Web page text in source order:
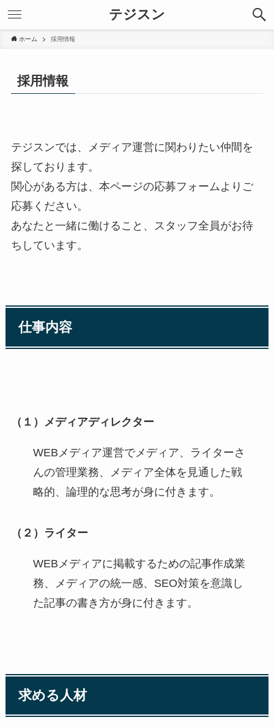
テジスン
ホーム 採用情報
採用情報
テジスンでは、メディア運営に関わりたい仲間を
探しております。
関心がある方は、本ページの応募フォームよりご
応募ください。
あなたと一緒に働けること、スタッフ全員がお待
ちしています。
仕事内容
（１）メディアディレクター
WEBメディア運営でメディア、ライターさ
んの管理業務、メディア全体を見通した戦
略的、論理的な思考が身に付きます。
（２）ライター
WEBメディアに掲載するための記事作成業
務、メディアの統一感、SEO対策を意識し
た記事の書き方が身に付きます。
求める人材